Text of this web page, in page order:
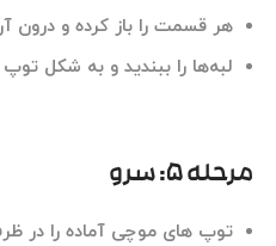
هر قسمت را باز کرده و درون
لبه‌ها را ببندید و به شکل
مرحله ۵: سرو
توپ های موچی آماده را در